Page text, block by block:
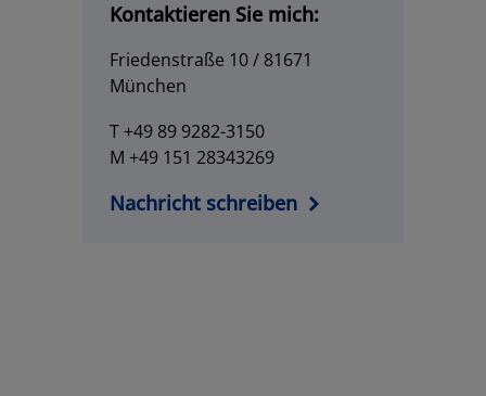
Kontaktieren Sie mich:
Friedenstraße 10 / 81671
München
T +49 89 9282-3150
M +49 151 28343269
Nachricht schreiben